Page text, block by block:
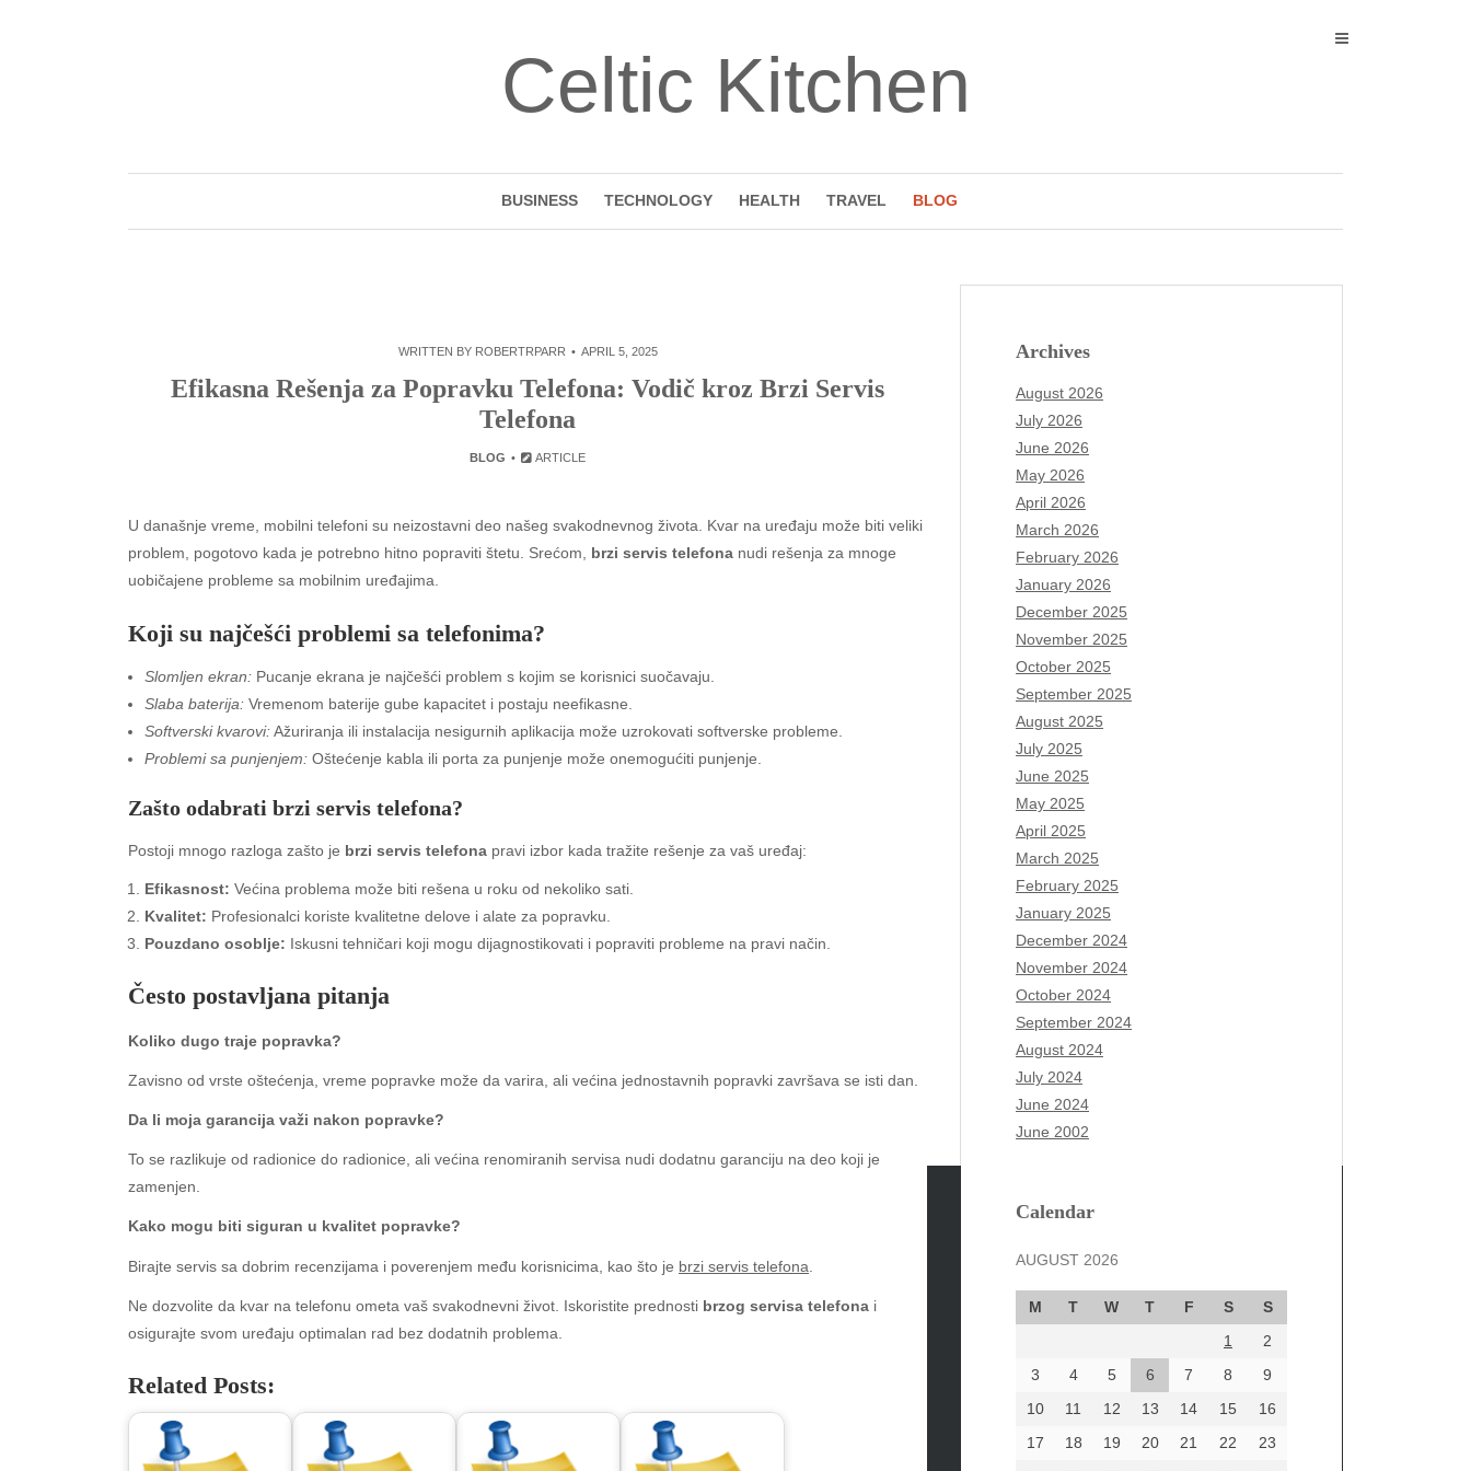
Celtic Kitchen
BUSINESS TECHNOLOGY HEALTH TRAVEL BLOG
WRITTEN BY ROBERTRPARR APRIL 5, 2025
Efikasna Rešenja za Popravku Telefona: Vodič kroz Brzi Servis
Telefona
BLOG ARTICLE
U današnje vreme, mobilni telefoni su neizostavni deo našeg svakodnevnog života. Kvar na uređaju može biti veliki
problem, pogotovo kada je potrebno hitno popraviti štetu. Srećom, brzi servis telefona nudi rešenja za mnoge
uobičajene probleme sa mobilnim uređajima.
Koji su najčešći problemi sa telefonima?
Slomljen ekran: Pucanje ekrana je najčešći problem s kojim se korisnici suočavaju.
Slaba baterija: Vremenom baterije gube kapacitet i postaju neefikasne.
Softverski kvarovi:Ažuriranja ili instalacija nesigurnih aplikacija može uzrokovati softverske probleme.
Problemi sa punjenjem: Oštećenje kabla ili porta za punjenje može onemogućiti punjenje.
Zašto odabrati brzi servis telefona?
Postoji mnogo razloga zašto je brzi servis telefona pravi izbor kada tražite rešenje za vaš uređaj:
Efikasnost: Većina problema može biti rešena u roku od nekoliko sati.
Kvalitet: Profesionalci koriste kvalitetne delove i alate za popravku.
Pouzdano osoblje: Iskusni tehničari koji mogu dijagnostikovati i popraviti probleme na pravi način.
Često postavljana pitanja
Koliko dugo traje popravka?
Zavisno od vrste oštećenja, vreme popravke može da varira, ali većina jednostavnih popravki završava se isti dan.
Da li moja garancija važi nakon popravke?
To se razlikuje od radionice do radionice, ali većina renomiranih servisa nudi dodatnu garanciju na deo koji je
zamenjen.
Kako mogu biti siguran u kvalitet popravke?
Birajte servis sa dobrim recenzijama i poverenjem među korisnicima, kao što je brzi servis telefona
Ne dozvolite da kvar na telefonu ometa vaš svakodnevni život. Iskoristite prednosti brzog servisa telefona i
osigurajte svom uređaju optimalan rad bez dodatnih problema.
Related Posts:
Archives
August 2026
July 2026
June 2026
May 2026
April 2026
March 2026
February 2026
January 2026
December 2025
November 2025
October 2025
September 2025
August 2025
July 2025
June 2025
May 2025
April 2025
March 2025
February 2025
January 2025
December 2024
November 2024
October 2024
September 2024
August 2024
July 2024
June 2024
June 2002
Calendar
AUGUST 2026
M T W T F S
S
1
2
3
4 5 6 7 8
9
10
11 12 13 14 15
16
17
18 19 20 21 22
23
Archives
July 2026
June 2026
April 2026
March 2026
February 2026
beauty
Blog
Business
Entertainment